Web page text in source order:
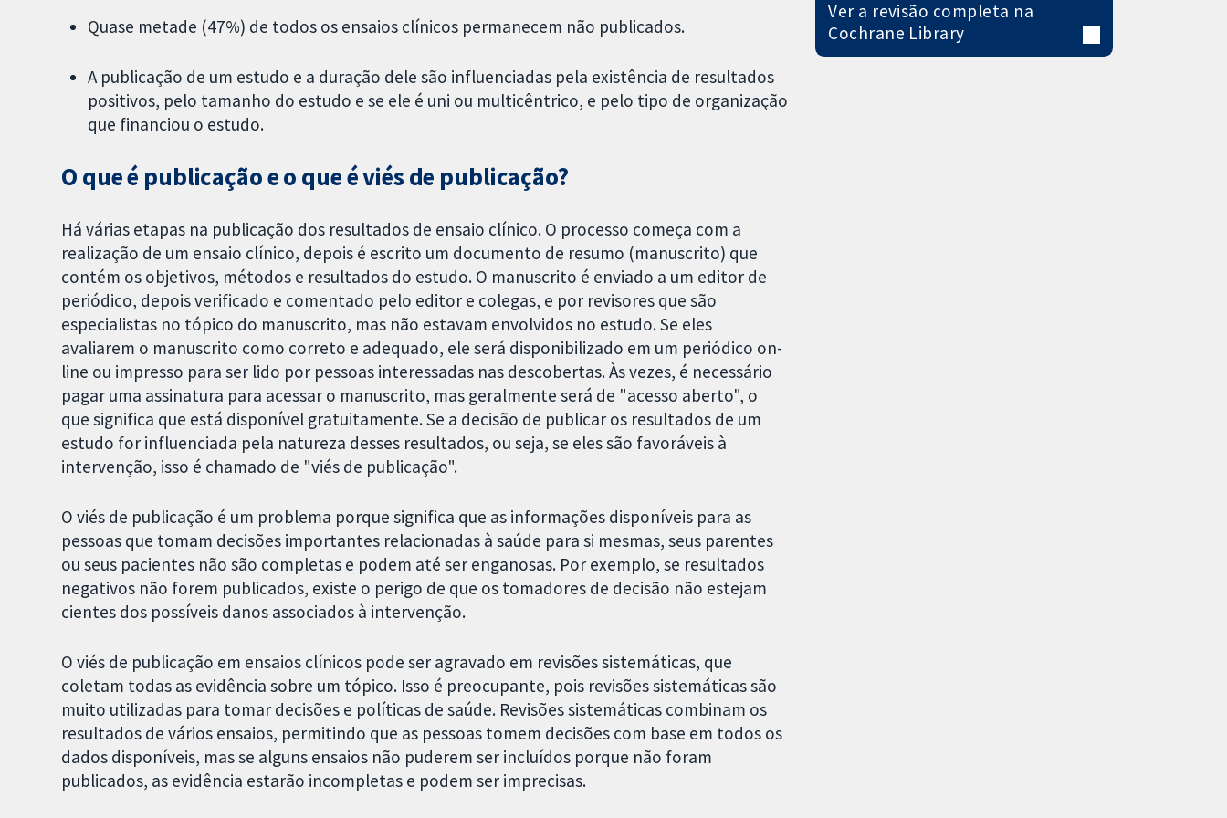
Quase metade (47%) de todos os ensaios clínicos permanecem não publicados.
A publicação de um estudo e a duração dele são influenciadas pela existência de resultados
positivos, pelo tamanho do estudo e se ele é uni ou multicêntrico, e pelo tipo de organização
que financiou o estudo.
O que é publicação e o que é viés de publicação?
Há várias etapas na publicação dos resultados de ensaio clínico. O processo começa com a
realização de um ensaio clínico, depois é escrito um documento de resumo (manuscrito) que
contém os objetivos, métodos e resultados do estudo. O manuscrito é enviado a um editor de
periódico, depois verificado e comentado pelo editor e colegas, e por revisores que são
especialistas no tópico do manuscrito, mas não estavam envolvidos no estudo. Se eles
avaliarem o manuscrito como correto e adequado, ele será disponibilizado em um periódico on-
line ou impresso para ser lido por pessoas interessadas nas descobertas. Às vezes, é necessário
pagar uma assinatura para acessar o manuscrito, mas geralmente será de "acesso aberto", o
que significa que está disponível gratuitamente. Se a decisão de publicar os resultados de um
estudo for influenciada pela natureza desses resultados, ou seja, se eles são favoráveis ​​à
intervenção, isso é chamado de "viés de publicação".
O viés de publicação é um problema porque significa que as informações disponíveis para as
pessoas que tomam decisões importantes relacionadas à saúde para si mesmas, seus parentes
ou seus pacientes não são completas e podem até ser enganosas. Por exemplo, se resultados
negativos não forem publicados, existe o perigo de que os tomadores de decisão não estejam
cientes dos possíveis danos associados à intervenção.
O viés de publicação em ensaios clínicos pode ser agravado em revisões sistemáticas, que
coletam todas as evidência sobre um tópico. Isso é preocupante, pois revisões sistemáticas são
muito utilizadas para tomar decisões e políticas de saúde. Revisões sistemáticas combinam os
resultados de vários ensaios, permitindo que as pessoas tomem decisões com base em todos os
dados disponíveis, mas se alguns ensaios não puderem ser incluídos porque não foram
publicados, as evidência estarão incompletas e podem ser imprecisas.
Ver a revisão completa na
Cochrane Library